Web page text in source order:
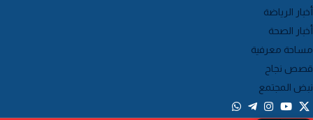
الرياضة
الصحة
معرفية
نجاح
المجتمع